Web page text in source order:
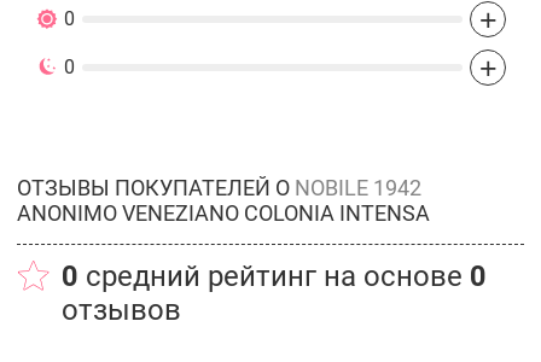
0 +
0 +
ОТЗЫВЫ ПОКУПАТЕЛЕЙ О NOBILE 1942
ANONIMO VENEZIANO COLONIA INTENSA
0 средний рейтинг на основе 0
отзывов